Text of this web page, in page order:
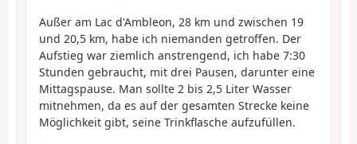
Außer am Lac d'Ambleon, 28 km und zwischen 19
und 20,5 km, habe ich niemanden getroffen. Der
Aufstieg war ziemlich anstrengend, ich habe 7:30
Stunden gebraucht, mit drei Pausen, darunter eine
Mittagspause. Man sollte 2 bis 2,5 Liter Wasser
mitnehmen, da es auf der gesamten Strecke keine
Möglichkeit gibt, seine Trinkflasche aufzufüllen.